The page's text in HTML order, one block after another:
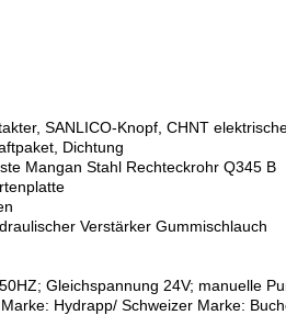
SANLICO-Knopf, CHNT
Dichtung
Mangan Stahl Rechteckrohr Q345 B
Verstärker Gummischlauch
Gleichspannung 24V; manuelle
Hydrapp/ Schweizer Marke: